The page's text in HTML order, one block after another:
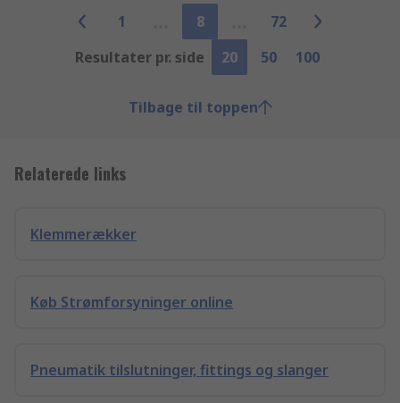
1 8
72
Resultater pr. side
20 50 100
Tilbage til toppen
Relaterede links
Klemmerækker
Køb Strømforsyninger online
Pneumatik tilslutninger, fittings og slanger